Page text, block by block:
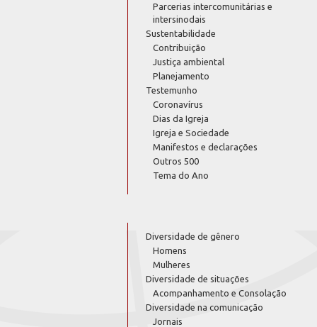
Parcerias intercomunitárias e
intersinodais
Sustentabilidade
Contribuição
Justiça ambiental
Planejamento
Testemunho
Coronavírus
Dias da Igreja
Igreja e Sociedade
Manifestos e declarações
Outros 500
Tema do Ano
Diversidade de gênero
Homens
Mulheres
Diversidade de situações
Acompanhamento e Consolação
Diversidade na comunicação
Jornais